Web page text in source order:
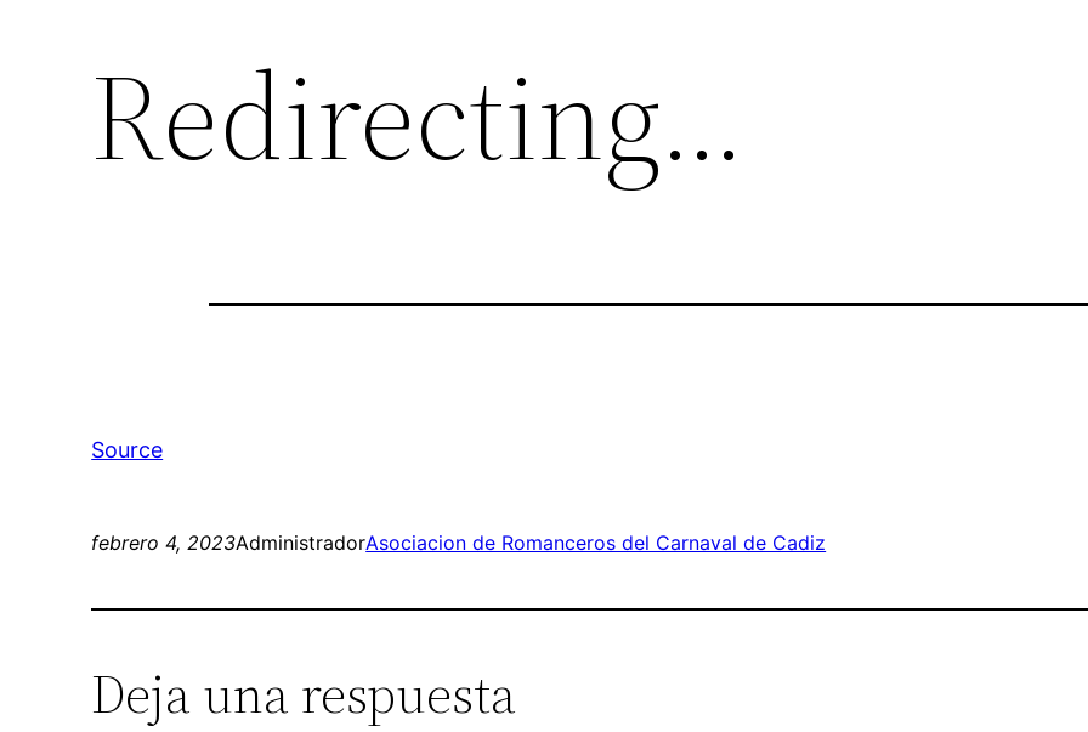
Redirecting…
Source
febrero 4, 2023AdministradorAsociacion de Romanceros del Carnaval de Cadiz
Deja una respuesta